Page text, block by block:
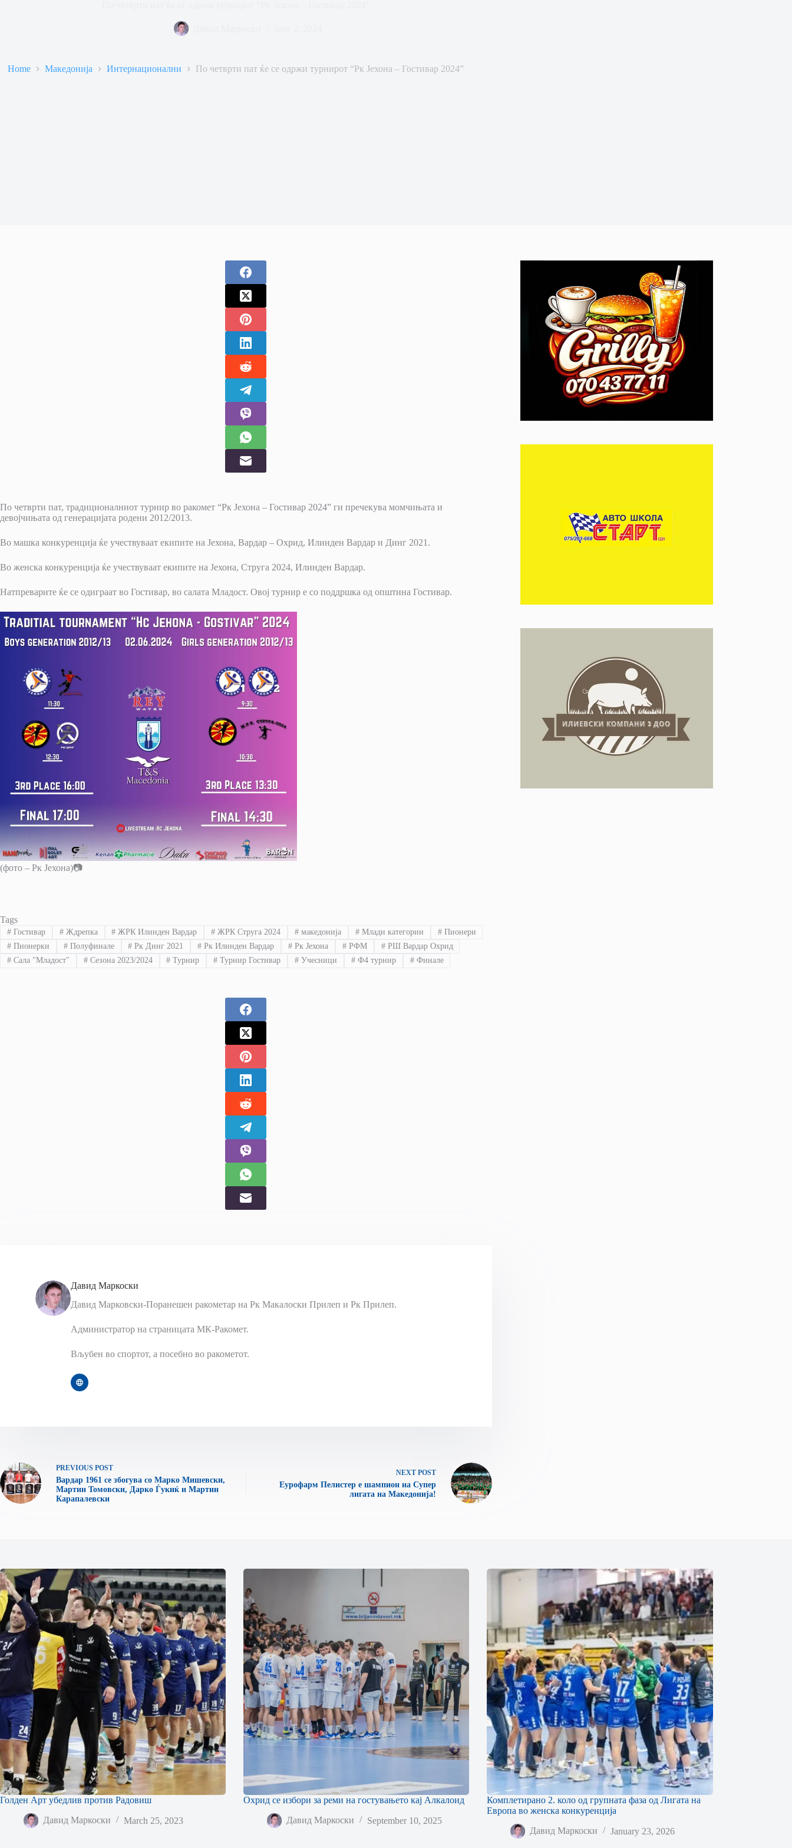
Home Македонија Интернационални По четврти пат ќе се одржи турнирот “Рк Јехона – Гостивар 2024”
По четврти пат, традиционалниот турнир во ракомет “Рк Јехона – Гостивар 2024” ги пречекува момчињата и
девојчињата од генерацијата родени 2012/2013.
Во машка конкуренција ќе учествуваат екипите на Јехона, Вардар – Охрид, Илинден Вардар и Динг 2021.
Во женска конкуренција ќе учествуваат екипите на Јехона, Струга 2024, Илинден Вардар.
Натпреварите ќе се одиграат во Гостивар, во салата Младост. Овој турнир е со поддршка од општина Гостивар.
(фото – Рк Јехона)📷
Tags
#Гостивар #Ждрепка # ЖРК Илинден Вардар # ЖРК Струга 2024 # македонија #Млади категории #Пионери
#Пионерки #Полуфинале # Рк Динг 2021 # Рк Илинден Вардар # Рк Јехона #РФМ #РШ Вардар Охрид
#Сала "Младост" #Сезона 2023/2024 # Турнир # Турнир Гостивар # Учесници #Ф4 турнир #Финале
Давид Маркоски
Давид Марковски-Поранешен ракометар на Рк Макалоски Прилеп и Рк Прилеп.
Администратор на страницата МК-Ракомет.
Вљубен во спортот, а посебно во ракометот.
PREVIOUS POST
Вардар 1961 се збогува со Марко Мишевски,
Мартин Томовски, Дарко Ѓукиќ и Мартин
Карапалевски
NEXT POST
Еурофарм Пелистер е шампион на Супер
лигата на Македонија!
Голден Арт убедлив против Радовиш
Давид Маркоски March 25, 2023
Охрид се избори за реми на гостувањето кај Алкалоид
Давид Маркоски September 10, 2025
Комплетирано 2. коло од групната фаза од Лигата на
Европа во женска конкуренција
Давид Маркоски January 23, 2026